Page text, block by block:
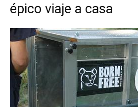
épico viaje a casa